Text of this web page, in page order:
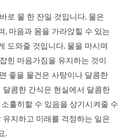
로 물 한 잔일 것입니다. 물은
, 마음과 몸을 가라앉힐 수 있는
도와줄 것입니다. 물을 마시며
힌 마음가짐을 유지하는 것이
좋을 물건은 사탕이나 달콤한
달콤한 간식은 현실에서 달콤한
홀히할 수 있음을 상기시켜줄 수
지하고 미래를 걱정하는 일은
.